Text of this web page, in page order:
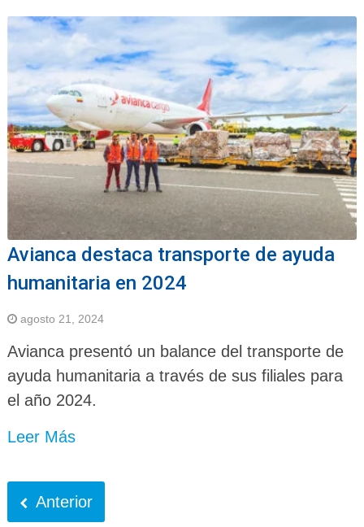
Avianca destaca transporte de ayuda
humanitaria en 2024
agosto 21, 2024
Avianca presentó un balance del transporte de
ayuda humanitaria a través de sus filiales para
el año 2024.
Leer Más
Anterior